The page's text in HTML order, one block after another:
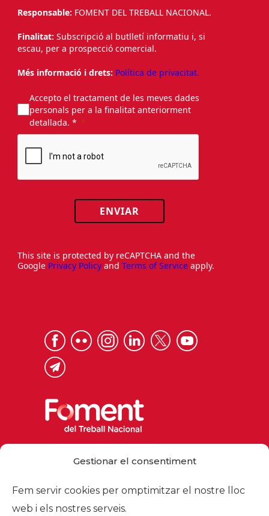
Gestionar el consentiment
Fem servir cookies per omptimitzar el nostre lloc
web i els nostres serveis.
Responsable: FOMENT DEL TREBALL NACIONAL.
Finalitat: Subscripció al butlletí informatiu i, si
escau, per a prospecció comercial.
Més informació i drets: Política de privacitat.
Accepto el tractament de les meves dades
personals per a la finalitat anteriorment
detallada. *
ENVIAR
This site is protected by reCAPTCHA and the
Google Privacy Policy and Terms of Service apply.
foment@foment.com